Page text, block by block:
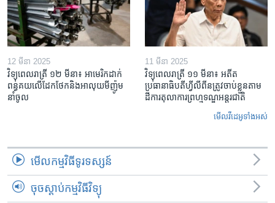
12 មីនា 2025
វិទ្យុពេលរាត្រី ១២ មីនា៖ អាមេរិក​ដាក់​
ពន្ធគយ​លើ​ដែកថែក​និង​អាលុយ​មីញ៉ូម​
នាំចូល
11 មីនា 2025
វិទ្យុពេលរាត្រី ១១ មីនា៖ អតីត​
ប្រធានាធិបតីហ្វីលីពីន​ត្រូវ​ចាប់ខ្លួនតាម
ដីការ​តុលាការ​ព្រហ្មទណ្ឌ​អន្តរជាតិ
មើល​វីដេអូ​ទាំង​អស់
មើល​កម្មវិធី​ទូរទស្សន៍
ចុចស្តាប់កម្មវិធីវិទ្យុ